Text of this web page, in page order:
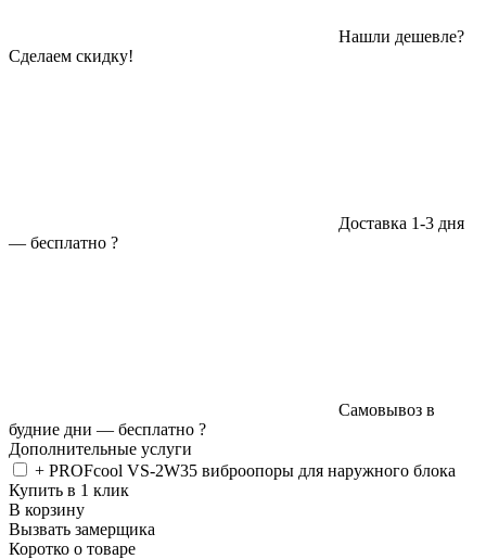
Нашли дешевле?
Сделаем скидку!
Доставка 1-3 дня
— бесплатно ?
Самовывоз в
будние дни — бесплатно ?
Дополнительные услуги
+ PROFcool VS-2W35 виброопоры для наружного блока
Купить в 1 клик
В корзину
Вызвать замерщика
Коротко о товаре